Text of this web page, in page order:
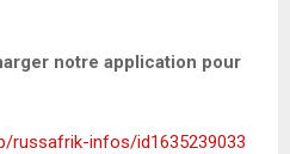
notre application pour
russafrik-infos/id1635239033